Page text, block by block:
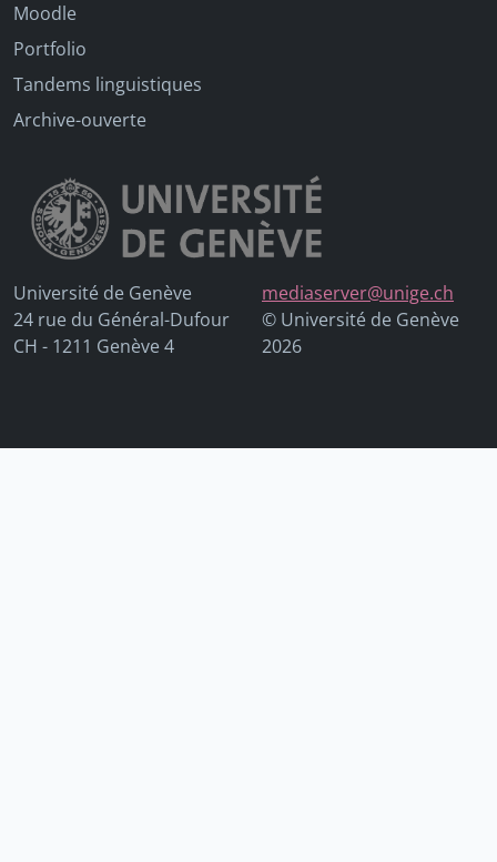
Moodle
Portfolio
Tandems linguistiques
Archive-ouverte
Université de Genève
24 rue du Général-Dufour
CH - 1211 Genève 4
mediaserver@unige.ch
© Université de Genève
2026